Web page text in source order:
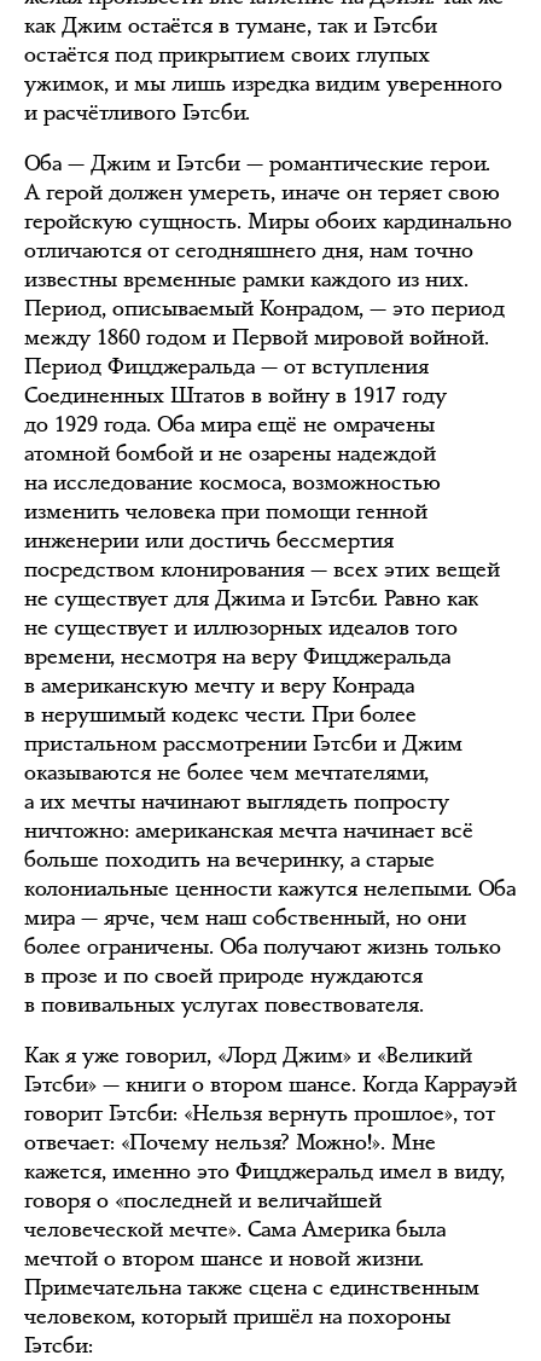
как Джим остаётся в тумане, так и Гэтсби
остаётся под прикрытием своих глупых
ужимок, и мы лишь изредка видим уверенного
и расчётливого Гэтсби.
Оба — Джим и Гэтсби — романтические герои.
А герой должен умереть, иначе он теряет свою
геройскую сущность. Миры обоих кардинально
отличаются от сегодняшнего дня, нам точно
известны временные рамки каждого из них.
Период, описываемый Конрадом, — это период
между 1860 годом и Первой мировой войной.
Период Фицджеральда — от вступления
Соединенных Штатов в войну в 1917 году
до 1929 года. Оба мира ещё не омрачены
атомной бомбой и не озарены надеждой
на исследование космоса, возможностью
изменить человека при помощи генной
инженерии или достичь бессмертия
посредством клонирования — всех этих вещей
не существует для Джима и Гэтсби. Равно как
не существует и иллюзорных идеалов того
времени, несмотря на веру Фицджеральда
в американскую мечту и веру Конрада
в нерушимый кодекс чести. При более
пристальном рассмотрении Гэтсби и Джим
оказываются не более чем мечтателями,
а их мечты начинают выглядеть попросту
ничтожно: американская мечта начинает всё
больше походить на вечеринку, а старые
колониальные ценности кажутся нелепыми. Оба
мира — ярче, чем наш собственный, но они
более ограничены. Оба получают жизнь только
в прозе и по своей природе нуждаются
в повивальных услугах повествователя.
Как я уже говорил, «Лорд Джим» и «Великий
Гэтсби» — книги о втором шансе. Когда Каррауэй
говорит Гэтсби: «Нельзя вернуть прошлое», тот
отвечает: «Почему нельзя? Можно!». Мне
кажется, именно это Фицджеральд имел в виду,
говоря о «последней и величайшей
человеческой мечте». Сама Америка была
мечтой о втором шансе и новой жизни.
Примечательна также сцена с единственным
человеком, который пришёл на похороны
Гэтсби: